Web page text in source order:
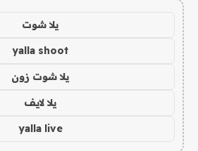
يلا شوت
yalla shoot
يلا شوت زون
يلا لايف
yalla live